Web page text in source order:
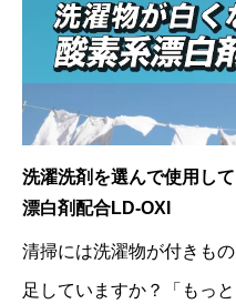
洗濯洗剤を選んで使用し
漂白剤配合LD-OXI
清掃には洗濯物が付きも
足していますか？「もっ